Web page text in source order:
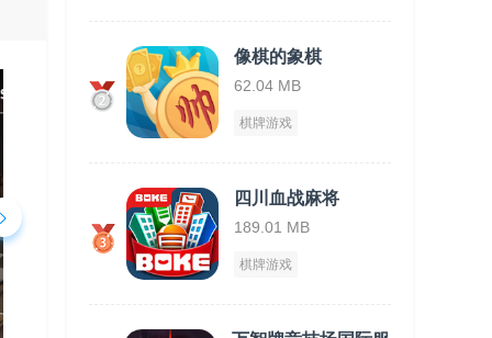
像棋的象棋
62.04 MB
棋牌游戏
四川血战麻将
189.01 MB
棋牌游戏